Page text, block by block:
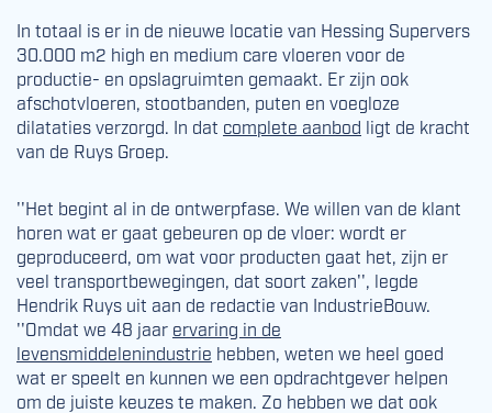
In totaal is er in de nieuwe locatie van Hessing Supervers
30.000 m2 high en medium care vloeren voor de
productie- en opslagruimten gemaakt. Er zijn ook
afschotvloeren, stootbanden, puten en voegloze
dilataties verzorgd. In dat complete aanbod ligt de kracht
van de Ruys Groep.
''Het begint al in de ontwerpfase. We willen van de klant
horen wat er gaat gebeuren op de vloer: wordt er
geproduceerd, om wat voor producten gaat het, zijn er
veel transportbewegingen, dat soort zaken'', legde
Hendrik Ruys uit aan de redactie van IndustrieBouw.
''Omdat we 48 jaar ervaring in de
levensmiddelenindustrie hebben, weten we heel goed
wat er speelt en kunnen we een opdrachtgever helpen
om de juiste keuzes te maken. Zo hebben we dat ook